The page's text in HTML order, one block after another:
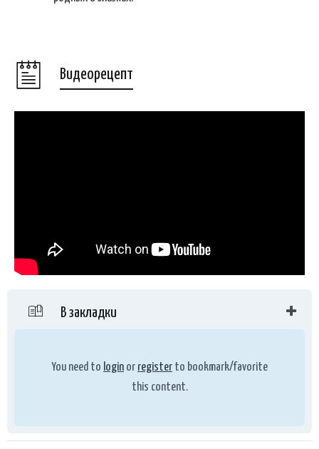
Видеорецепт
В закладки
You need to login or register to bookmark/favorite
this content.